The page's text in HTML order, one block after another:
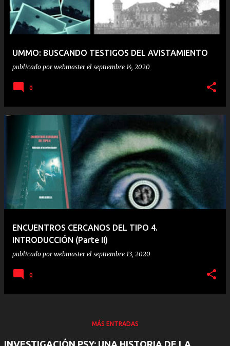
UMMO: BUSCANDO TESTIGOS DEL AVISTAMIENTO
publicado por webmaster el septiembre 14, 2020
0
ENCUENTROS CERCANOS DEL TIPO 4.
INTRODUCCIÓN (Parte II)
publicado por webmaster el septiembre 13, 2020
0
MÁS ENTRADAS
INVESTIGACIÓN PSY: UNA HISTORIA DE LA